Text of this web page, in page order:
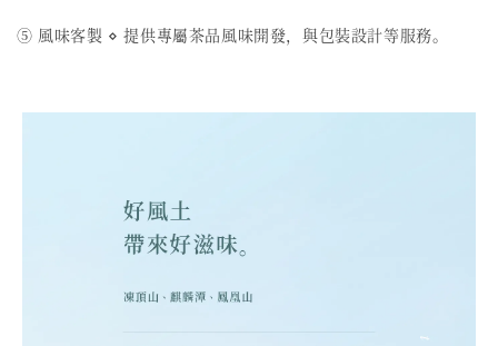
⑤ 風味客製 ⋄ 提供專屬茶品風味開發，與包裝設計等服務。